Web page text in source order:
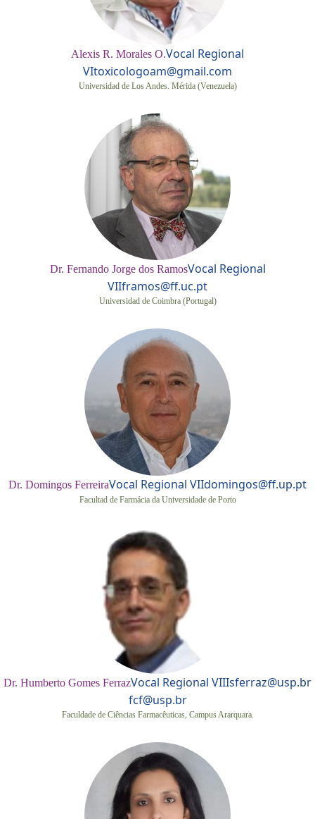
Alexis R. Morales O.Vocal Regional
VItoxicologoam@gmail.com
Universidad de Los Andes. Mérida (Venezuela)
Dr. Fernando Jorge dos RamosVocal Regional
VIIframos@ff.uc.pt
Universidad de Coimbra (Portugal)
Dr. Domingos FerreiraVocal Regional VIIdomingos@ff.up.pt
Facultad de Farmácia da Universidade de Porto
Dr. Humberto Gomes FerrazVocal Regional VIIIsferraz@usp.br
fcf@usp.br
Faculdade de Ciências Farmacêuticas, Campus Ararquara.